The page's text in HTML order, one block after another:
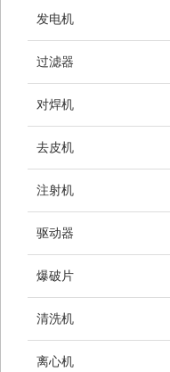
发电机
过滤器
对焊机
去皮机
注射机
驱动器
爆破片
清洗机
离心机